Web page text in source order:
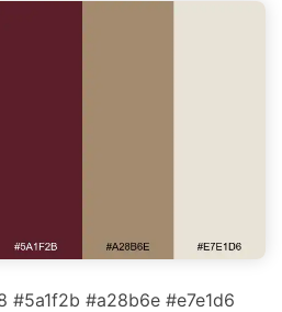
#a28b6e #e7e1d6